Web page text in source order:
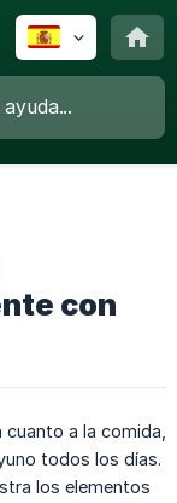
con
a la comida,
todos los días.
los elementos